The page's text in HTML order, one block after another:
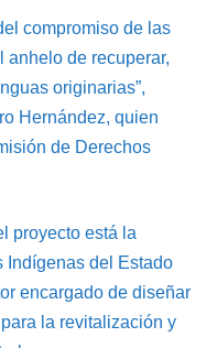
compromiso de las
anhelo de recuperar,
originarias”,
Hernández, quien
de Derechos
proyecto está la
Indígenas del Estado
encargado de diseñar
la revitalización y